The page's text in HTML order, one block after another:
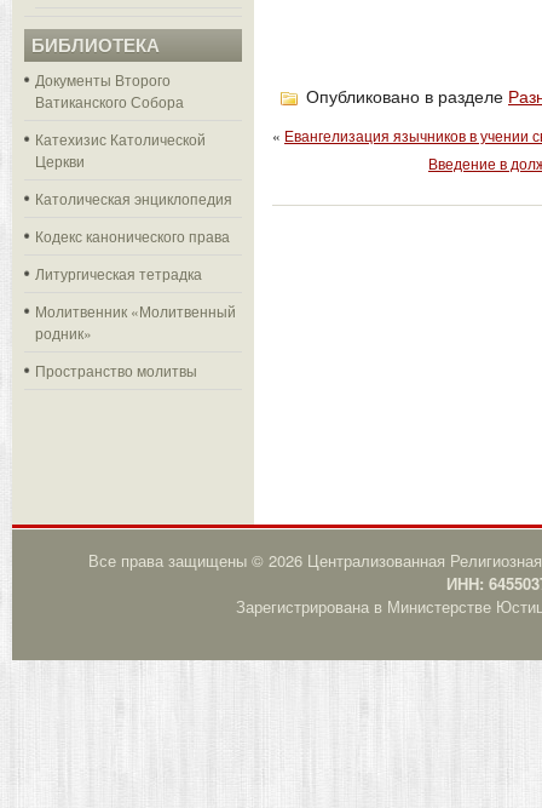
БИБЛИОТЕКА
Документы Второго
Ватиканского Собора
Катехизис Католической
Церкви
Католическая энциклопедия
Кодекс канонического права
Литургическая тетрадка
Молитвенник «Молитвенный
родник»
Пространство молитвы
Опубликовано в разделе
« Евангелизация язычников в учении
Введение в
Все права защищены © 2026 Централизованная
ИНН:
Зарегистрирована в Министерстве